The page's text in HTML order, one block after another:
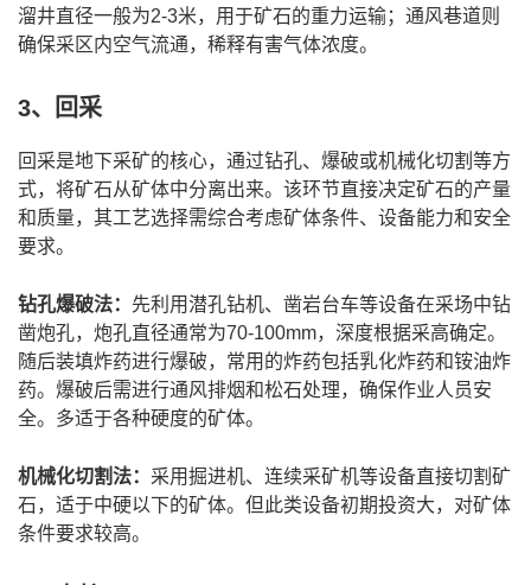
溜井直径一般为2-3米，用于矿石的重力运输；通风巷道则
确保采区内空气流通，稀释有害气体浓度。
3、回采
回采是地下采矿的核心，通过钻孔、爆破或机械化切割等方
式，将矿石从矿体中分离出来。该环节直接决定矿石的产量
和质量，其工艺选择需综合考虑矿体条件、设备能力和安全
要求。
钻孔爆破法： 先利用潜孔钻机、凿岩台车等设备在采场中钻
凿炮孔，炮孔直径通常为70-100mm，深度根据采高确定。
随后装填炸药进行爆破，常用的炸药包括乳化炸药和铵油炸
药。爆破后需进行通风排烟和松石处理，确保作业人员安
全。多适于各种硬度的矿体。
机械化切割法： 采用掘进机、连续采矿机等设备直接切割矿
石，适于中硬以下的矿体。但此类设备初期投资大，对矿体
条件要求较高。